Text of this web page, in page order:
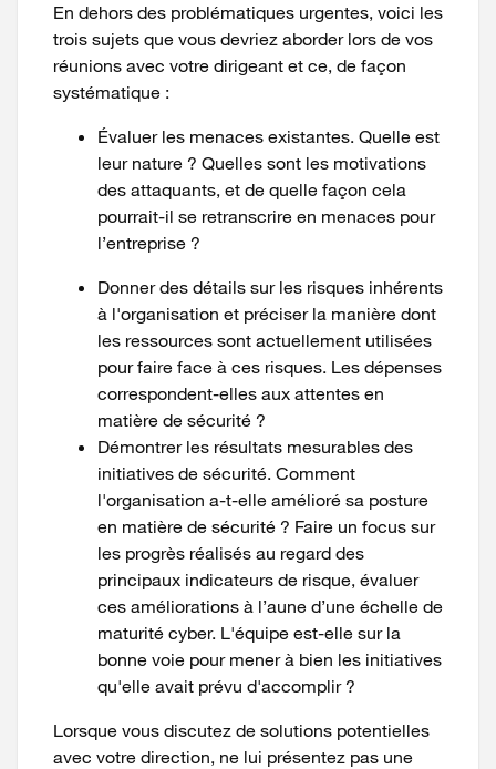
En dehors des problématiques urgentes, voici les
trois sujets que vous devriez aborder lors de vos
réunions avec votre dirigeant et ce, de façon
systématique :
Évaluer les menaces existantes. Quelle est
leur nature ? Quelles sont les motivations
des attaquants, et de quelle façon cela
pourrait-il se retranscrire en menaces pour
l’entreprise ?
Donner des détails sur les risques inhérents
à l'organisation et préciser la manière dont
les ressources sont actuellement utilisées
pour faire face à ces risques. Les dépenses
correspondent-elles aux attentes en
matière de sécurité ?
Démontrer les résultats mesurables des
initiatives de sécurité. Comment
l'organisation a-t-elle amélioré sa posture
en matière de sécurité ? Faire un focus sur
les progrès réalisés au regard des
principaux indicateurs de risque, évaluer
ces améliorations à l’aune d’une échelle de
maturité cyber. L'équipe est-elle sur la
bonne voie pour mener à bien les initiatives
qu'elle avait prévu d'accomplir ?
Lorsque vous discutez de solutions potentielles
avec votre direction, ne lui présentez pas une